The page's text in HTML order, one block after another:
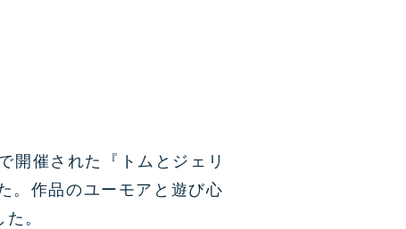
催された『トムとジェリ
。作品のユーモアと遊び心
。